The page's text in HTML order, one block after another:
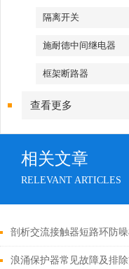
隔离开关
施耐德中间继电器
框架断路器
查看更多
相关文章
RELEVANT ARTICLES
浪涌保护器常见故障及排